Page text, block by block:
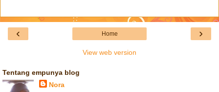
‹ ›
Home
View web version
Tentang empunya blog
Nora